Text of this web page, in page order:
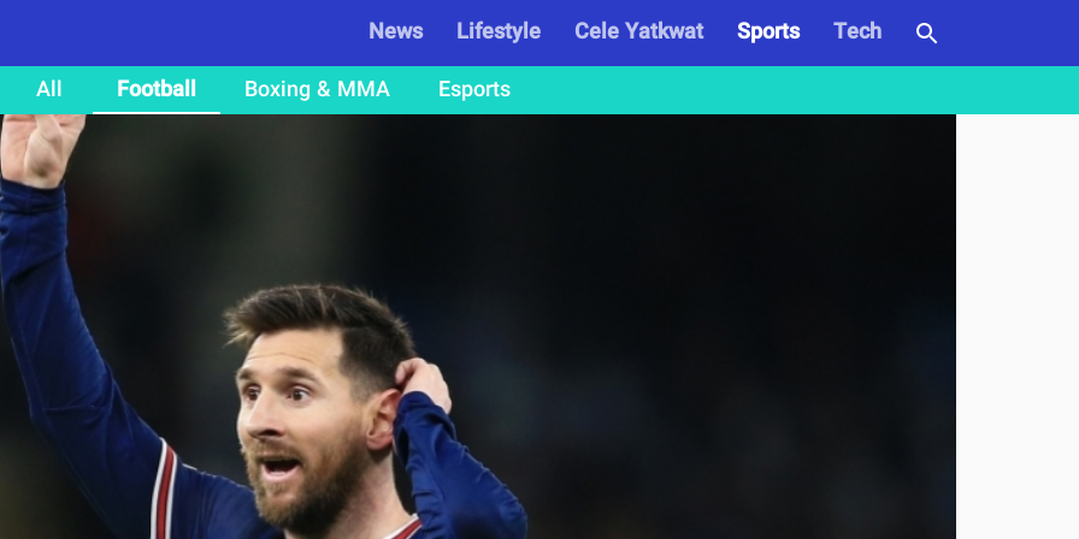
News Lifestyle Cele Yatkwat Sports
Tech
All
Football Boxing & MMA Esports